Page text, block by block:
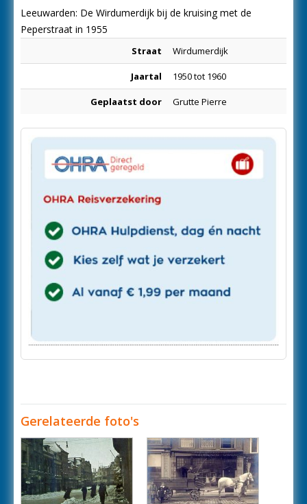
Leeuwarden: De Wirdumerdijk bij de kruising met de
Peperstraat in 1955
Straat Wirdumerdijk
Jaartal 1950 tot 1960
Geplaatst door Grutte Pierre
Gerelateerde foto's